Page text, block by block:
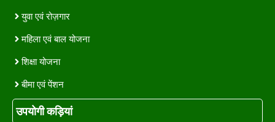
युवा एवं रोज़गार
महिला एवं बाल योजना
शिक्षा योजना
बीमा एवं पेंशन
उपयोगी कड़ियां